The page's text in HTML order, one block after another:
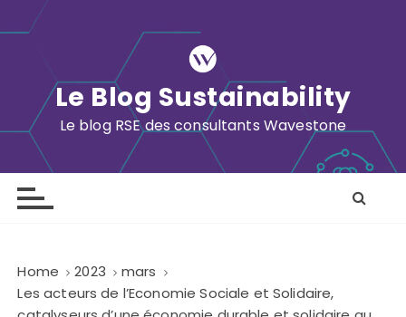
k
o
Le Blog Sustainability
Le blog RSE des consultants Wavestone
Home 2023
mars
Les acteurs de l’Economie Sociale et Solidaire,